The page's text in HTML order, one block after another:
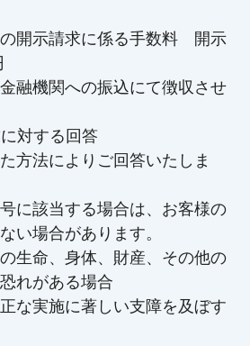
の開示請求に係る手数料 開示
融機関への振込にて徴収させ
対する回答
方法によりご回答いたしま
に該当する場合は、お客様の
い場合があります。
生命、身体、財産、その他の
れがある場合
な実施に著しい支障を及ぼす